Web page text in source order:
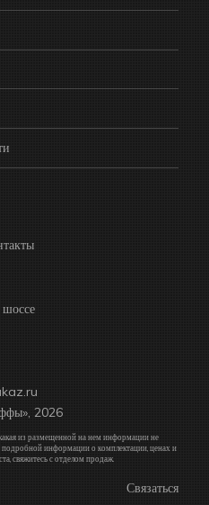
2026
из размещенной на нем информации не
информации о комплектации, ценах и
свяжитесь с отделом продаж.
Связаться